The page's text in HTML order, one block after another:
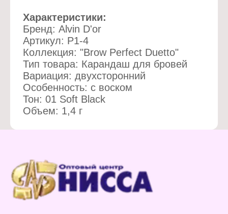
Характеристики:
Бренд: Alvin D'or
Артикул: Р1-4
Коллекция: "Brow Perfect Duetto"
Тип товара: Карандаш для бровей
Вариация: двухсторонний
Особенность: с воском
Тон: 01 Soft Black
Объем: 1,4 г